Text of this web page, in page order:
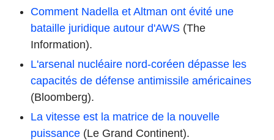
Comment Nadella et Altman ont évité une
bataille juridique autour d'AWS (The
Information).
L'arsenal nucléaire nord-coréen dépasse les
capacités de défense antimissile américaines
(Bloomberg).
La vitesse est la matrice de la nouvelle
puissance (Le Grand Continent).